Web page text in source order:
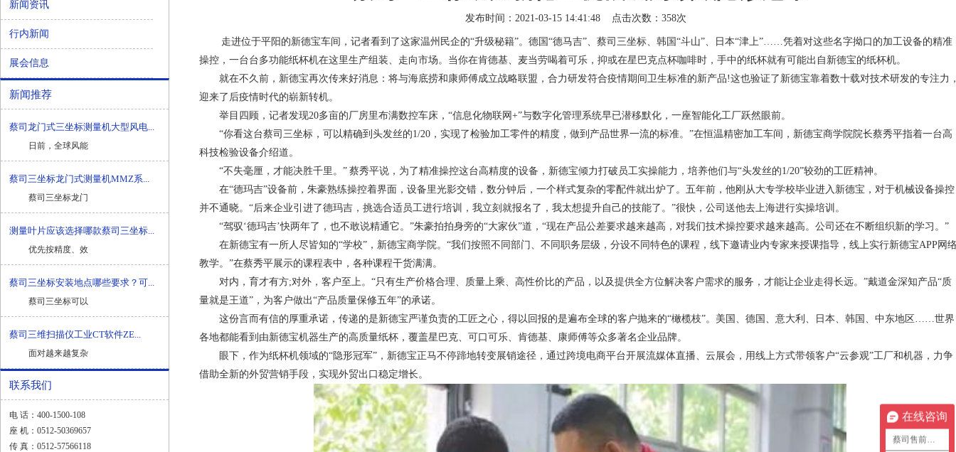
新闻资讯
行内新闻
展会信息
新闻推荐
蔡司龙门式三坐标测量机大型风电...
日前，全球风能
蔡司三坐标龙门式测量机MMZ系...
蔡司三坐标龙门
测量叶片应该选择哪款蔡司三坐标...
优先按精度、效
蔡司三坐标安装地点哪些要求？可...
蔡司三坐标可以
蔡司三维扫描仪工业CT软件ZE...
面对越来越复杂
联系我们
电 话：400-1500-108
座 机：0512-50369657
传 真：0512-57566118
发布时间：2021-03-15 14:41:48 点击次数： 358次
走进位于平阳的新德宝车间，记者看到了这家温州民企的“升级秘籍”。德国“德马吉”、 蔡司三坐标、韩国“斗山”、日本“津上”……凭着对这些名字拗口的加工设备的精准
操控，一台台多功能纸杯机在这里生产组装、走向市场。当你在肯德基、麦当劳喝着可乐，抑或在星巴克点杯咖啡时，手中的纸杯就有可能出自新德宝的纸杯机。
就在不久前，新德宝再次传来好消息：将与海底捞和康师傅成立战略联盟，合力研发符合疫情期间卫生标准的新产品!这也验证了新德宝靠着数十载对技术研发的专注力
迎来了后疫情时代的崭新转机。
举目四顾，记者发现20多亩的厂房里布满数控车床，“信息化物联网+”与数字化管理系统早已潜移默化，一座智能化工厂跃然眼前。
“你看这台蔡司三坐标 ，可以精确到头发丝的1/20，实现了检验加工零件的精度，做到产品世界一流的标准。”在恒温精密加工车间，新德宝商学院院长蔡秀平指着一台高
科技检验设备介绍道。
“不失毫厘，才能决胜千里。” 蔡秀平说，为了精准操控这台高精度的设备，新德宝倾力打破员工实操能力，培养他们与“头发丝的1/20”较劲的工匠精神。
在“德玛吉”设备前，朱豪熟练操控着界面，设备里光影交错，数分钟后，一个样式复杂的零配件就出炉了。五年前，他刚从大专学校毕业进入新德宝，对于机械设备操控
并不通晓。“后来企业引进了德玛吉，挑选合适员工进行培训，我立刻就报名了，我太想提升自己的技能了。”很快，公司送他去上海进行实操培训。
“驾驭‘德玛吉’快两年了，也不敢说精通它。”朱豪拍拍身旁的“大家伙”道，“现在产品公差要求越来越高，对我们技术操控要求越来越高。公司还在不断组织新的学习。”
在新德宝有一所人尽皆知的“学校”，新德宝商学院。“我们按照不同部门、不同职务层级，分设不同特色的课程，线下邀请业内专家来授课指导，线上实行新德宝APP网
教学。”在蔡秀平展示的课程表中，各种课程干货满满。
对内，育才有方;对外，客户至上。“只有生产价格合理、质量上乘、高性价比的产品，以及提供全方位解决客户需求的服务，才能让企业走得长远。”戴道金深知产品“质
量就是王道”，为客户做出“产品质量保修五年”的承诺。
这份言而有信的厚重承诺，传递的是新德宝严谨负责的工匠之心，得以回报的是遍布全球的客户抛来的“橄榄枝”。美国、德国、意大利、日本、韩国、中东地区……世界
各地都能看到由新德宝机器生产的高质量纸杯，覆盖星巴克、可口可乐、肯德基、康师傅等众多著名企业品牌。
眼下，作为纸杯机领域的“隐形冠军”，新德宝正马不停蹄地转变展销途径，通过跨境电商平台开展流媒体直播、云展会，用线上方式带领客户“云参观”工厂和机器，力争
借助全新的外贸营销手段，实现外贸出口稳定增长。
在线咨询
蔡司售前咨询1